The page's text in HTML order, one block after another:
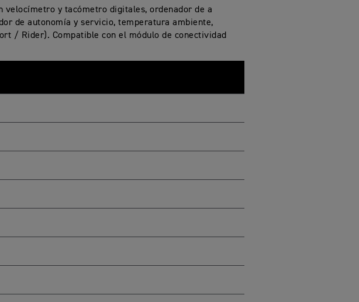
velocímetro y tacómetro digitales, ordenador de a
de autonomía y servicio, temperatura ambiente,
/ Rider). Compatible con el módulo de conectividad